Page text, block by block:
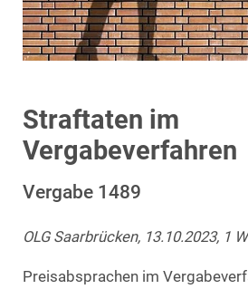
Straftaten im
Vergabeverfahren
Vergabe 1489
OLG Saarbrücken, 13.10.2023, 1
Preisabsprachen im